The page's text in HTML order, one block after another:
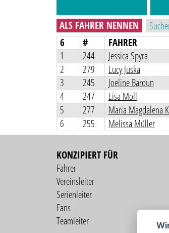
ALS FAHRER NENNEN
6
# FAHRER
1
244 Jessica Spyra
2
279 Lucy Juska
3
245 Joeline Bardun
4
247 Lisa Moll
5
277 Maria Magdalena
6
255 Melissa Müller
KONZIPIERT FÜR
Fahrer
Vereinsleiter
Serienleiter
Fans
Teamleiter